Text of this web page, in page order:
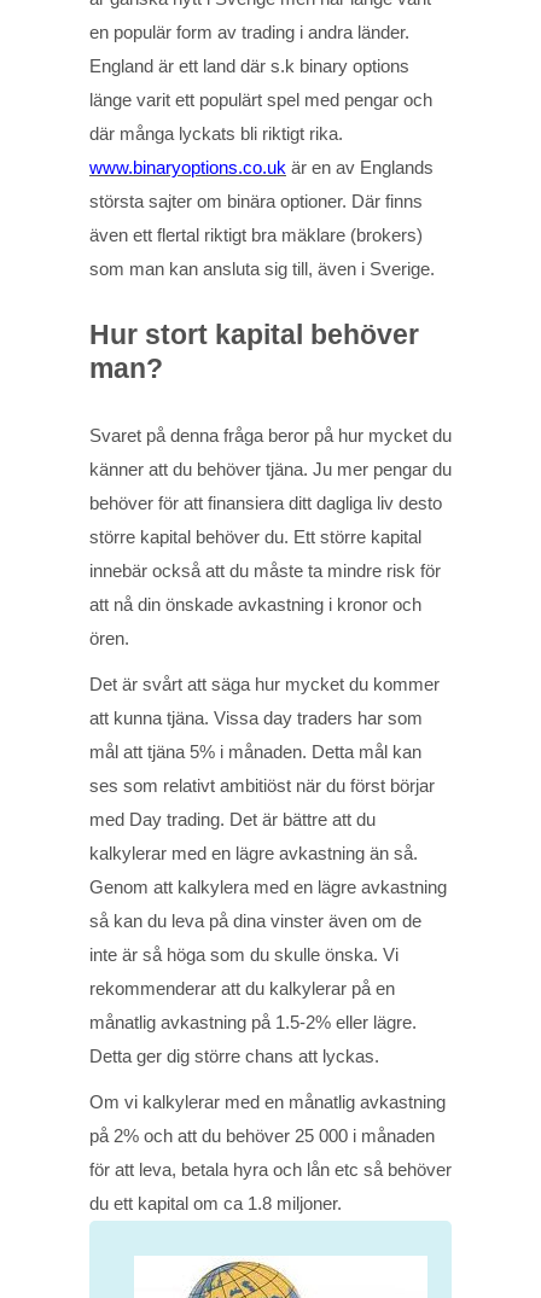
en populär form av trading i andra länder.
England är ett land där s.k binary options
länge varit ett populärt spel med pengar och
där många lyckats bli riktigt rika.
www.binaryoptions.co.uk är en av Englands
största sajter om binära optioner. Där finns
även ett flertal riktigt bra mäklare (brokers)
som man kan ansluta sig till, även i Sverige.
Hur stort kapital behöver
man?
Svaret på denna fråga beror på hur mycket du
känner att du behöver tjäna. Ju mer pengar du
behöver för att finansiera ditt dagliga liv desto
större kapital behöver du. Ett större kapital
innebär också att du måste ta mindre risk för
att nå din önskade avkastning i kronor och
ören.
Det är svårt att säga hur mycket du kommer
att kunna tjäna. Vissa day traders har som
mål att tjäna 5% i månaden. Detta mål kan
ses som relativt ambitiöst när du först börjar
med Day trading. Det är bättre att du
kalkylerar med en lägre avkastning än så.
Genom att kalkylera med en lägre avkastning
så kan du leva på dina vinster även om de
inte är så höga som du skulle önska. Vi
rekommenderar att du kalkylerar på en
månatlig avkastning på 1.5-2% eller lägre.
Detta ger dig större chans att lyckas.
Om vi kalkylerar med en månatlig avkastning
på 2% och att du behöver 25 000 i månaden
för att leva, betala hyra och lån etc så behöver
du ett kapital om ca 1.8 miljoner.